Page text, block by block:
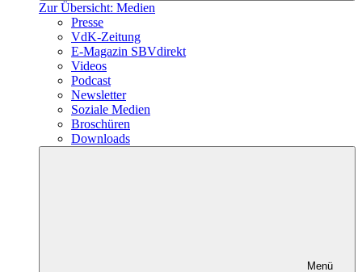
Zur Übersicht: Medien
Presse
VdK-Zeitung
E-Magazin SBVdirekt
Videos
Podcast
Newsletter
Soziale Medien
Broschüren
Downloads
Menü